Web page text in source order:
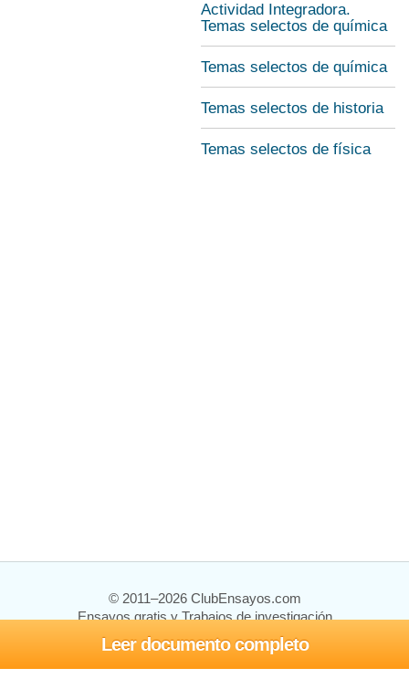
Leer documento completo
Actividad Integradora.
Temas selectos de química
Temas selectos de química
Temas selectos de historia
Temas selectos de física
© 2011–2026 ClubEnsayos.com
Ensayos gratis y Trabajos de investigación